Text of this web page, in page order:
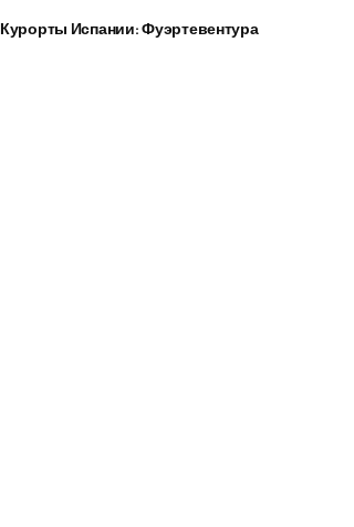
Курорты Испании: Фуэртевентура